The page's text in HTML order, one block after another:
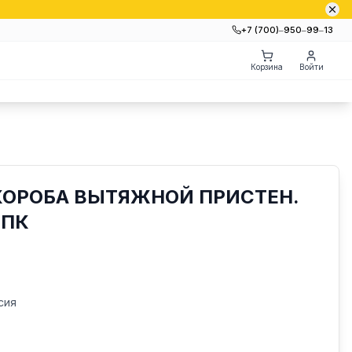
+7 (700)‒950‒99‒13
Корзина Войти
ВЫТЯЖНОЙ ПРИСТЕН.